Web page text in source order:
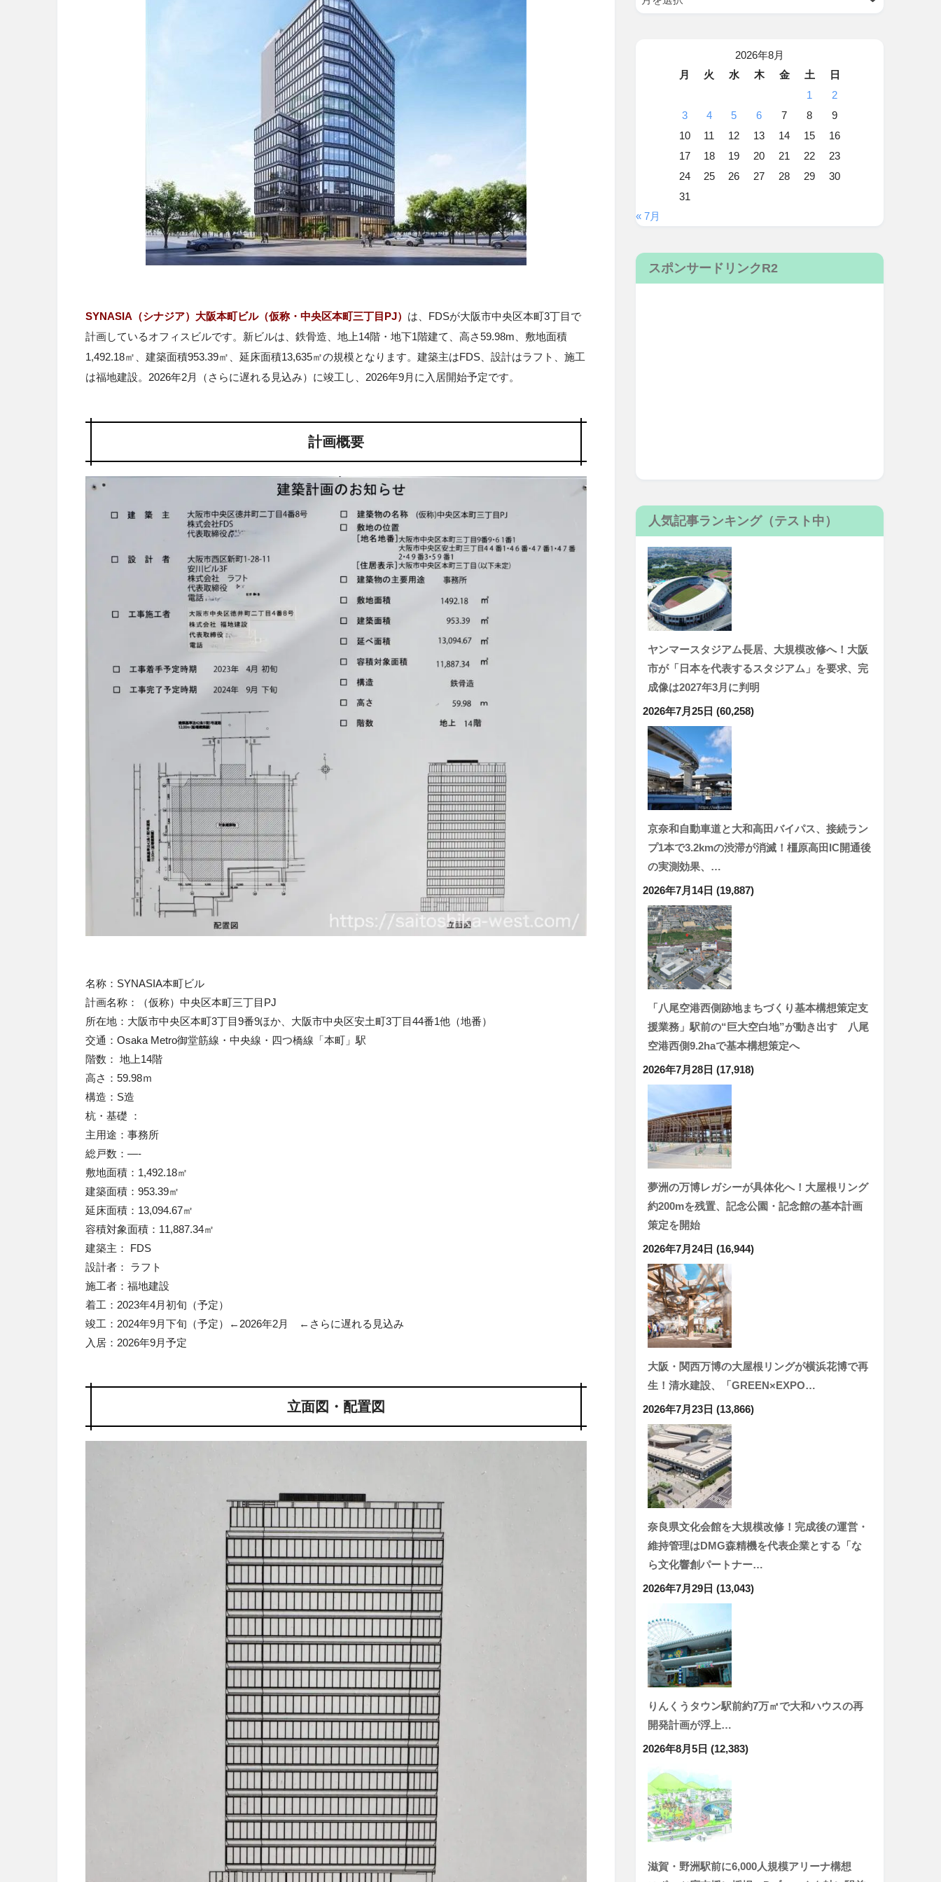
SYNASIA（シナジア）大阪本町ビル（仮称・中央区本町三丁目PJ） は、FDSが大阪市中央区本町3丁目で
計画しているオフィスビルです。新ビルは、鉄骨造、地上14階・地下1階建て、高さ59.98m、敷地面積
1,492.18㎡、建築面積953.39㎡、延床面積13,635㎡の規模となります。建築主はFDS、設計はラフト、施工
は福地建設。2026年2月（さらに遅れる見込み）に竣工し、2026年9月に入居開始予定です。
計画概要
名称：SYNASIA本町ビル
計画名称：（仮称）中央区本町三丁目PJ
所在地：大阪市中央区本町3丁目9番9ほか、大阪市中央区安土町3丁目44番1他（地番）
交通：Osaka Metro御堂筋線・中央線・四つ橋線「本町」駅
階数： 地上14階
高さ：59.98ｍ
構造：S造
杭・基礎 ：
主用途：事務所
総戸数：—-
敷地面積：1,492.18㎡
建築面積：953.39㎡
延床面積：13,094.67㎡
容積対象面積：11,887.34㎡
建築主： FDS
設計者： ラフト
施工者：福地建設
着工：2023年4月初旬（予定）
竣工：2024年9月下旬（予定）←2026年2月 ←さらに遅れる見込み
入居：2026年9月予定
立面図・配置図
2026年8月
月
火 水 木 金 土
日
1
2
3
4 5 6 7 8
9
10
11 12 13 14 15
16
17
18 19 20 21 22
23
24
25 26 27 28 29
30
31
« 7月
スポンサードリンクR2
人気記事ランキング（テスト中）
ヤンマースタジアム長居、大規模改修へ！大阪
市が「日本を代表するスタジアム」を要求、完
成像は2027年3月に判明
2026年7月25日 (60,258)
京奈和自動車道と大和高田バイパス、接続ラン
プ1本で3.2kmの渋滞が消滅！橿原高田IC開通後
の実測効果、…
2026年7月14日 (19,887)
「八尾空港西側跡地まちづくり基本構想策定支
援業務」駅前の“巨大空白地”が動き出す 八尾
空港西側9.2haで基本構想策定へ
2026年7月28日 (17,918)
夢洲の万博レガシーが具体化へ！大屋根リング
約200mを残置、記念公園・記念館の基本計画
策定を開始
2026年7月24日 (16,944)
大阪・関西万博の大屋根リングが横浜花博で再
生！清水建設、「GREEN×EXPO…
2026年7月23日 (13,866)
奈良県文化会館を大規模改修！完成後の運営・
維持管理はDMG森精機を代表企業とする「な
ら文化響創パートナー…
2026年7月29日 (13,043)
りんくうタウン駅前約7万㎡で大和ハウスの再
開発計画が浮上…
2026年8月5日 (12,383)
滋賀・野洲駅前に6,000人規模アリーナ構想